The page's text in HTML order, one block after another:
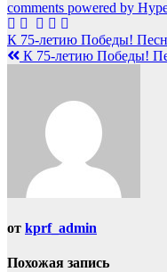
comments powered by
Навигация
по
К 75-летию Победы!
К 75-летию Победы!
от kprf_admin
Похожая запись